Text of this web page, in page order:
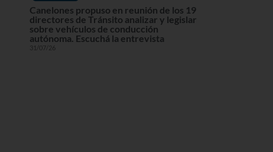
Canelones propuso en reunión de los 19
directores de Tránsito analizar y legislar
sobre vehículos de conducción
autónoma. Escuchá la entrevista
31/07/26